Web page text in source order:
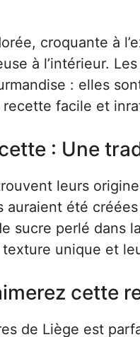
croquante à
à l’intérieur.
: elles
facile et
: Une
leurs
auraient été
sucre perlé dans
unique et
cette
de Liège est